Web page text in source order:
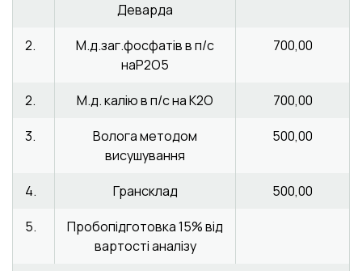
Деварда
2.
М.д.заг.фосфатів в п/с
наР2О5
700,00
2. М.д. калію в п/с на К2О
700,00
3.
Волога методом
висушування
500,00
4. Грансклад
500,00
5.
Пробопідготовка 15% від
вартості аналізу